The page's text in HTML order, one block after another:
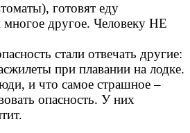
готовят еду
другое. Человеку НЕ
стали отвечать другие:
при плавании на лодке.
и что самое страшное–
опасность. У них